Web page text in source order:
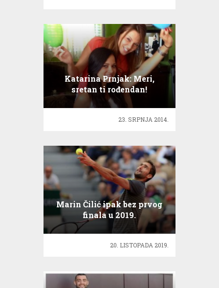
Katarina Prnjak: Meri,
sretan ti rođendan!
23. SRPNJA 2014.
Marin Čilić ipak bez prvog
finala u 2019.
20. LISTOPADA 2019.